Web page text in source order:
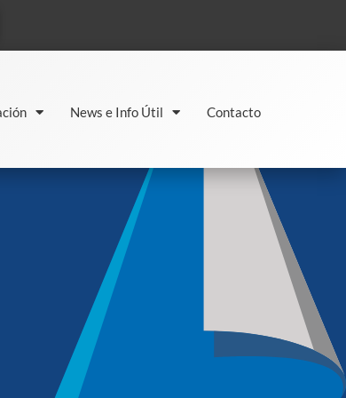
News e Info Útil Contacto